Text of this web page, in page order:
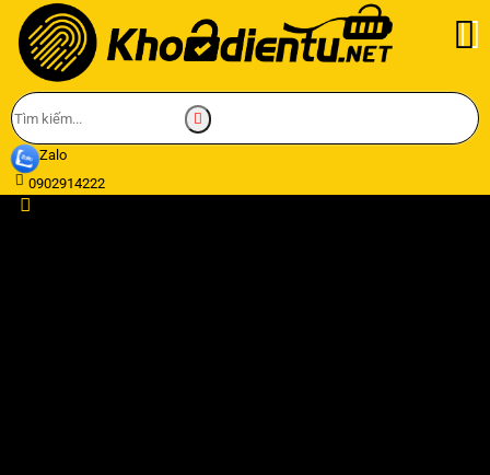
Zalo
0902914222